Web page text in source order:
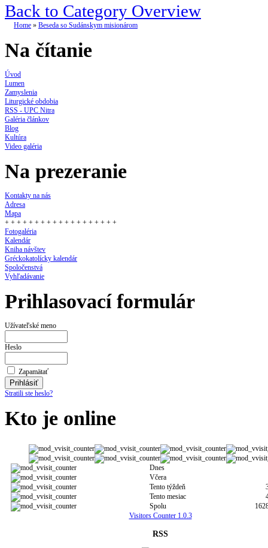
Back to Category Overview
Home » Beseda so Sudánskym misionárom
Na čítanie
Úvod
Lumen
Zamyslenia
Liturgické obdobia
RSS - UPC Nitra
Galéria článkov
Blog
Kultúra
Video galéria
Na prezeranie
Kontakty na nás
Adresa
Mapa
+ + + + + + + + + + + + + + + + + + +
Fotogaléria
Kalendár
Kniha návštev
Gréckokatolícky kalendár
Spoločenstvá
Vyhľadávanie
Prihlasovací formulár
Užívateľské meno
Heslo
Zapamätať
Stratili ste heslo?
Kto je online
Dnes
Včera
Tento týždeň
Tento mesiac
Spolu
Visitors Counter 1.0.3
RSS